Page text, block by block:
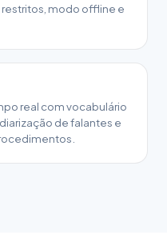
restritos, modo offline e
real com vocabulário
de falantes e